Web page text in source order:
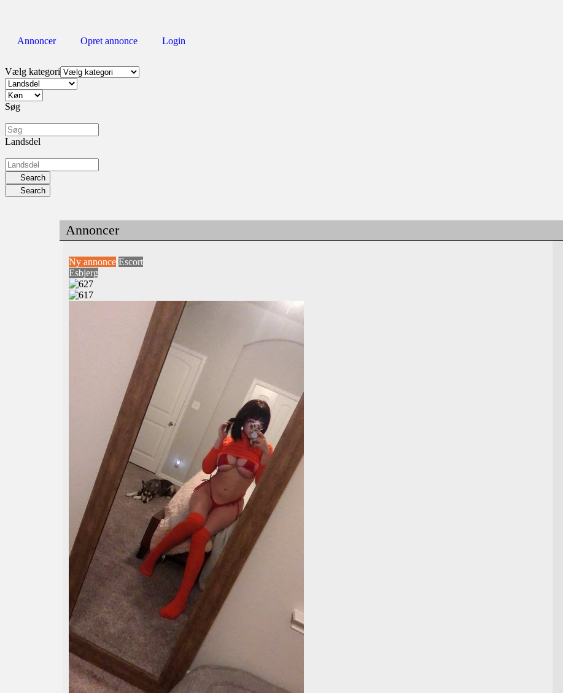
Annoncer Opret annonce Login
Vælg kategori
Søg
Landsdel
Search
Search
Annoncer
Ny annonce Escort
Esbjerg